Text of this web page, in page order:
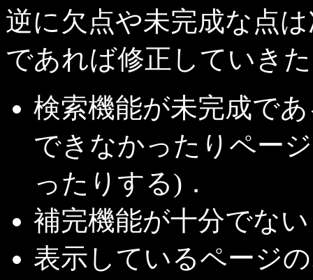
逆に欠点や未完成な点
であれば修正していき
検索機能が未完成で
できなかったりペー
ったりする)．
補完機能が十分でな
表示しているページ